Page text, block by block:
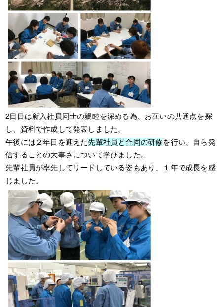
2日目は新入社員同士の親睦を深める為、お互いの共通点を探
し、資料で作成して発表しました。
午後には２年目を迎えた先輩社員と合同の研修を行い、自ら発
信することの大事さについて学びました。
先輩社員が率先してリードしている姿もあり、１年で成長を感
じました。